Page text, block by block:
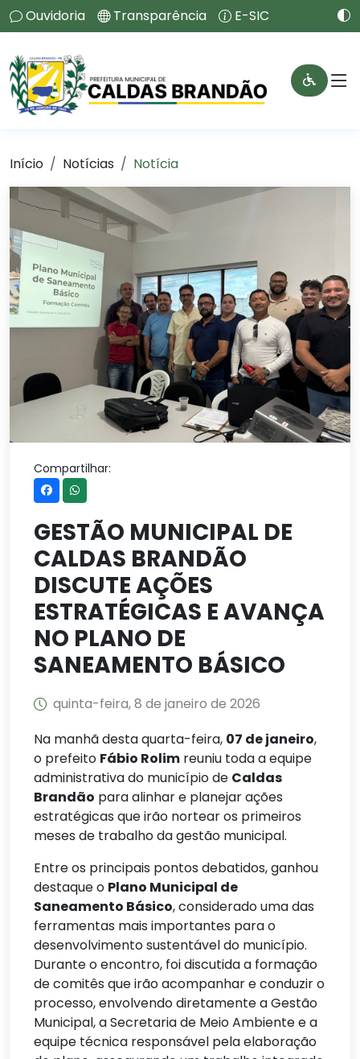
Ouvidoria Transparência E-SIC
Início Notícias Notícia
Compartilhar:
GESTÃO MUNICIPAL DE
CALDAS BRANDÃO
DISCUTE AÇÕES
ESTRATÉGICAS E AVANÇA
NO PLANO DE
SANEAMENTO BÁSICO
quinta-feira, 8 de janeiro de 2026
Na manhã desta quarta-feira, 07 de janeiro,
o prefeito Fábio Rolim reuniu toda a equipe
administrativa do município de Caldas
Brandão para alinhar e planejar ações
estratégicas que irão nortear os primeiros
meses de trabalho da gestão municipal.
Entre os principais pontos debatidos, ganhou
destaque o Plano Municipal de
Saneamento Básico, considerado uma das
ferramentas mais importantes para o
desenvolvimento sustentável do município.
Durante o encontro, foi discutida a formação
de comitês que irão acompanhar e conduzir o
processo, envolvendo diretamente a Gestão
Municipal, a Secretaria de Meio Ambiente e a
equipe técnica responsável pela elaboração